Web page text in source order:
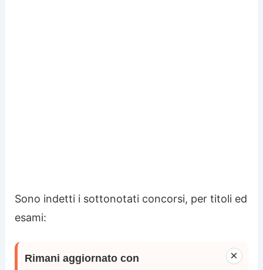
Sono indetti i sottonotati concorsi, per titoli ed
esami:
×
Rimani aggiornato con